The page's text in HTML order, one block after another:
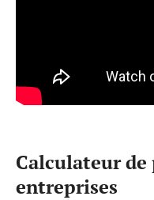
Calculateur
entreprises